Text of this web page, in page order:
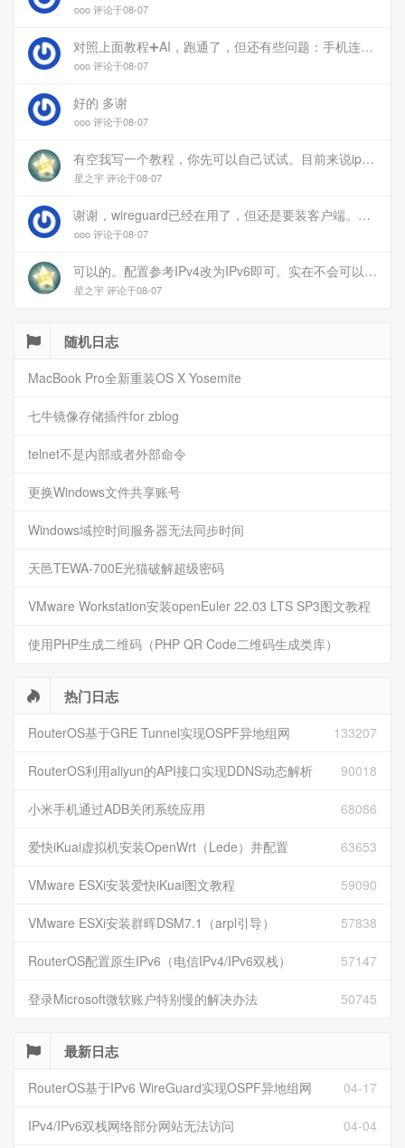
ooo 评论于08-07
对照上面教程➕AI，跑通了，但还有些问题：手机连上vpn后，部分家里内网的服务能访问（内网的Debian服务器可以），部分不能(routeros网页），不知道问题出在哪
ooo 评论于08-07
好的 多谢
ooo 评论于08-07
有空我写一个教程，你先可以自己试试。目前来说ipv6应该没问题的。
星之宇 评论于08-07
谢谢，wireguard已经在用了，但还是要装客户端。您这个方案连客户端都免了
ooo 评论于08-07
可以的。配置参考IPv4改为IPv6即可。实在不会可以用wireguard，这个简单和稳定
星之宇 评论于08-07
随机日志
MacBook Pro全新重装OS X Yosemite
七牛镜像存储插件for zblog
telnet不是内部或者外部命令
更换Windows文件共享账号
Windows域控时间服务器无法同步时间
天邑TEWA-700E光猫破解超级密码
VMware Workstation安装openEuler 22.03 LTS SP3图文教程
使用PHP生成二维码（PHP QR Code二维码生成类库）
热门日志
133207
RouterOS基于GRE Tunnel实现OSPF异地组网
90018
RouterOS利用aliyun的API接口实现DDNS动态解析
68086
小米手机通过ADB关闭系统应用
63653
爱快iKuai虚拟机安装OpenWrt（Lede）并配置
59090
VMware ESXi安装爱快iKuai图文教程
57838
VMware ESXi安装群晖DSM7.1（arpl引导）
57147
RouterOS配置原生IPv6（电信IPv4/IPv6双栈）
50745
登录Microsoft微软账户特别慢的解决办法
最新日志
04-17
RouterOS基于IPv6 WireGuard实现OSPF异地组网
04-04
IPv4/IPv6双栈网络部分网站无法访问